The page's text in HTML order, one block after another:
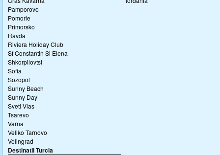
Pamporovo
Pomorie
Primorsko
Ravda
Riviera Holiday Club
Sf Constantin Si Elena
Shkorpilovtsi
Sofia
Sozopol
Sunny Beach
Sunny Day
Sveti Vlas
Tsarevo
Varna
Veliko Tarnovo
Velingrad
Destinatii Turcia